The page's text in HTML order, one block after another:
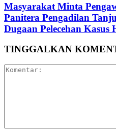
Masyarakat Minta
Panitera Pengadilan
Dugaan Pelecehan
TINGGALKAN